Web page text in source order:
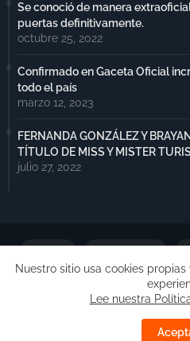
Se conoció de manera
puertas definitivamente.
octubre 25, 2022
Confirmado en Gaceta Oficial
todo el país
marzo 12, 2023
FERNANDA GONZÁLEZ Y
TÍTULO DE MISS Y MISTER
julio 27, 2022
Free Blogger
Nuestro sitio usa cookies
Lee nuestra